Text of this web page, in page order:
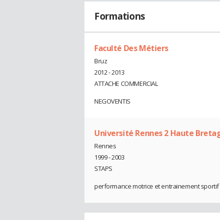
Formations
Faculté Des Métiers
Bruz
2012 - 2013
ATTACHE COMMERCIAL
NEGOVENTIS
Université Rennes 2 Haute
Rennes
1999 - 2003
STAPS
performance motrice et entrainement sportif